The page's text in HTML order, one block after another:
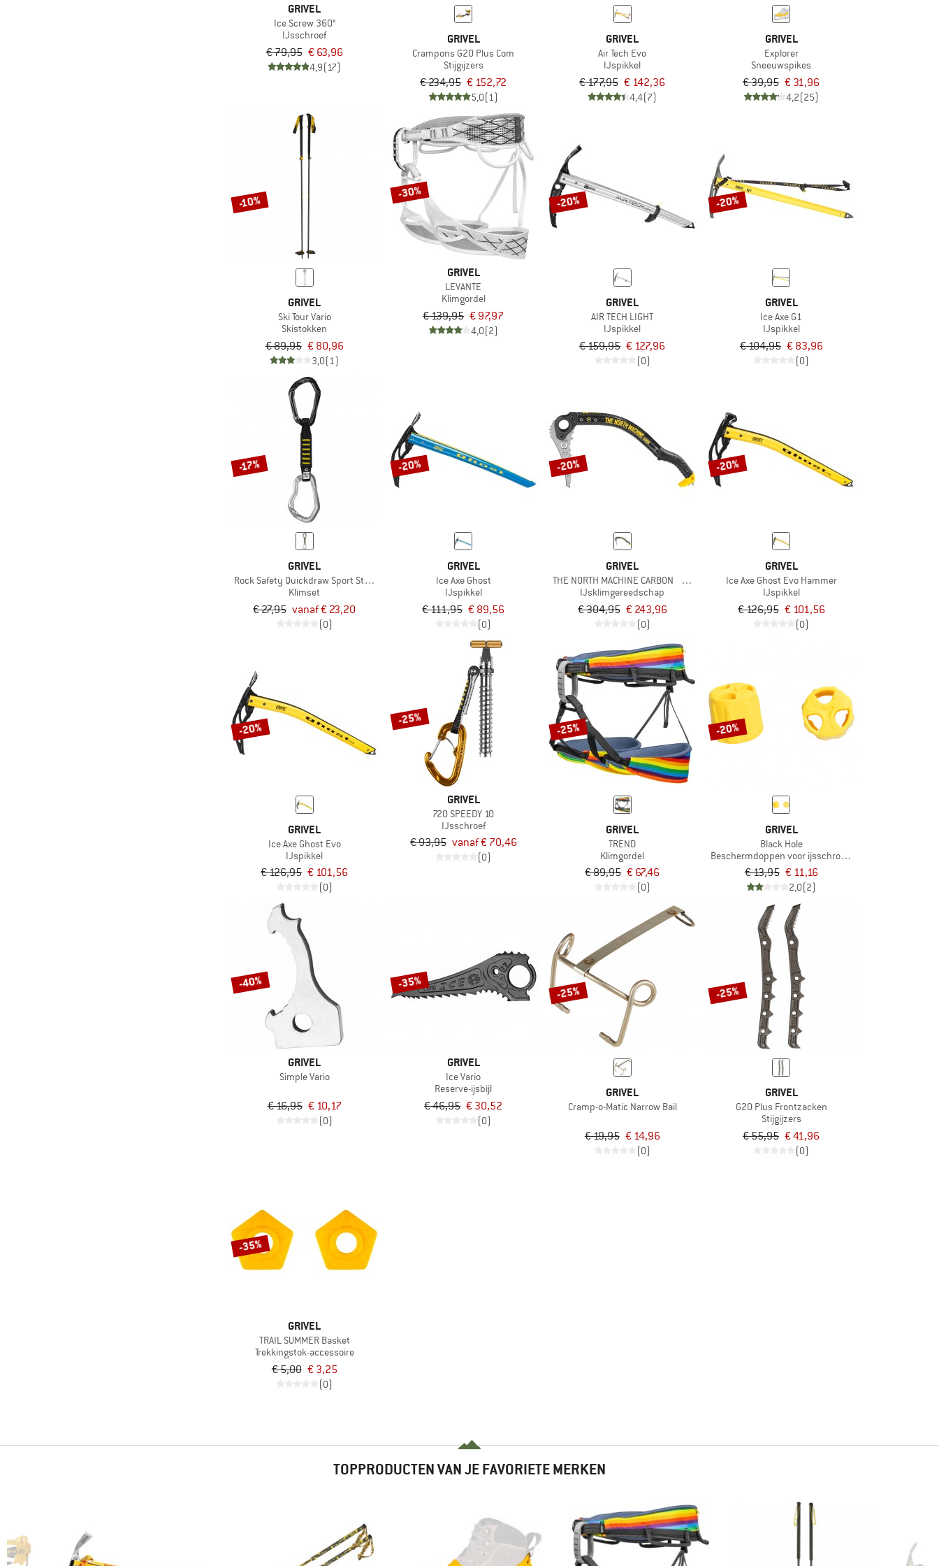
GRIVEL
Ice Screw 360°
IJsschroef
€ 79,95 € 63,96
4,9(17)
GRIVEL
Crampons G20 Plus Com
Stijgijzers
€ 234,95 € 152,72
5,0(1)
GRIVEL
Air Tech Evo
IJspikkel
€ 177,95 € 142,36
4,4(7)
GRIVEL
Explorer
Sneeuwspikes
€ 39,95 € 31,96
4,2(25)
-10%
GRIVEL
Ski Tour Vario
Skistokken
€ 89,95 € 80,96
3,0(1)
-30%
GRIVEL
LEVANTE
Klimgordel
€ 139,95 € 97,97
4,0(2)
-20%
GRIVEL
AIR TECH LIGHT
IJspikkel
€ 159,95 € 127,96
(0)
-20%
GRIVEL
Ice Axe G1
IJspikkel
€ 104,95 € 83,96
(0)
-17%
GRIVEL
Rock Safety Quickdraw Sport Stealth
Klimset
€ 27,95 vanaf € 23,20
(0)
-20%
GRIVEL
Ice Axe Ghost
IJspikkel
€ 111,95 € 89,56
(0)
-20%
GRIVEL
THE NORTH MACHINE CARBON Katana Ice Simple Vario
IJsklimgereedschap
€ 304,95 € 243,96
(0)
-20%
GRIVEL
Ice Axe Ghost Evo Hammer
IJspikkel
€ 126,95 € 101,56
(0)
-20%
GRIVEL
Ice Axe Ghost Evo
IJspikkel
€ 126,95 € 101,56
(0)
-25%
GRIVEL
720 SPEEDY 10
IJsschroef
€ 93,95 vanaf € 70,46
(0)
-25%
GRIVEL
TREND
Klimgordel
€ 89,95 € 67,46
(0)
-20%
GRIVEL
Black Hole
Beschermdoppen voor ijsschroeven
€ 13,95 € 11,16
2,0(2)
-40%
GRIVEL
Simple Vario
€ 16,95 € 10,17
(0)
-35%
GRIVEL
Ice Vario
Reserve-ijsbijl
€ 46,95 € 30,52
(0)
-25%
GRIVEL
Cramp-o-Matic Narrow Bail
€ 19,95 € 14,96
(0)
-25%
GRIVEL
G20 Plus Frontzacken
Stijgijzers
€ 55,95 € 41,96
(0)
-35%
GRIVEL
TRAIL SUMMER Basket
Trekkingstok-accessoire
€ 5,00 € 3,25
(0)
TOPPRODUCTEN VAN JE FAVORIETE MERKEN